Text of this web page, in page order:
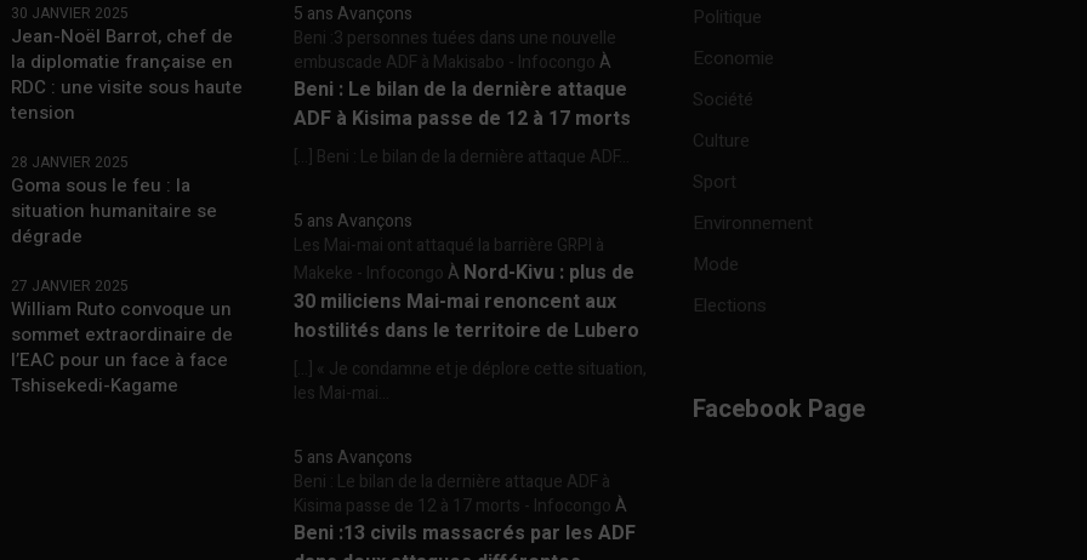
30 JANVIER 2025
Jean-Noël Barrot, chef de
la diplomatie française en
RDC : une visite sous haute
tension
28 JANVIER 2025
Goma sous le feu : la
situation humanitaire se
dégrade
27 JANVIER 2025
William Ruto convoque un
sommet extraordinaire de
l’EAC pour un face à face
Tshisekedi-Kagame
5 ans Avançons
Beni :3 personnes tuées dans une nouvelle
embuscade ADF à Makisabo - InfocongoÀ
Beni : Le bilan de la dernière attaque
ADF à Kisima passe de 12 à 17 morts
[…] Beni : Le bilan de la dernière attaque ADF...
5 ans Avançons
Les Mai-mai ont attaqué la barrière GRPI à
Makeke - InfocongoÀ Nord-Kivu : plus de
30 miliciens Mai-mai renoncent aux
hostilités dans le territoire de Lubero
[…] « Je condamne et je déplore cette situation,
les Mai-mai...
5 ans Avançons
Beni : Le bilan de la dernière attaque ADF à
Kisima passe de 12 à 17 morts - InfocongoÀ
Beni :13 civils massacrés par les ADF
Politique
Economie
Société
Culture
Sport
Environnement
Mode
Elections
Facebook Page